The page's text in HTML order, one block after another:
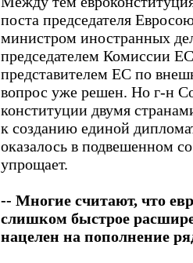
поста председателя
министром иностранных
председателем Комиссии
представителем ЕС по
вопрос уже решен. Но г-н
конституции двумя
к созданию единой
оказалось в подвешенном
упрощает.
-- Многие считают, что
слишком быстрое
нацелен на пополнение